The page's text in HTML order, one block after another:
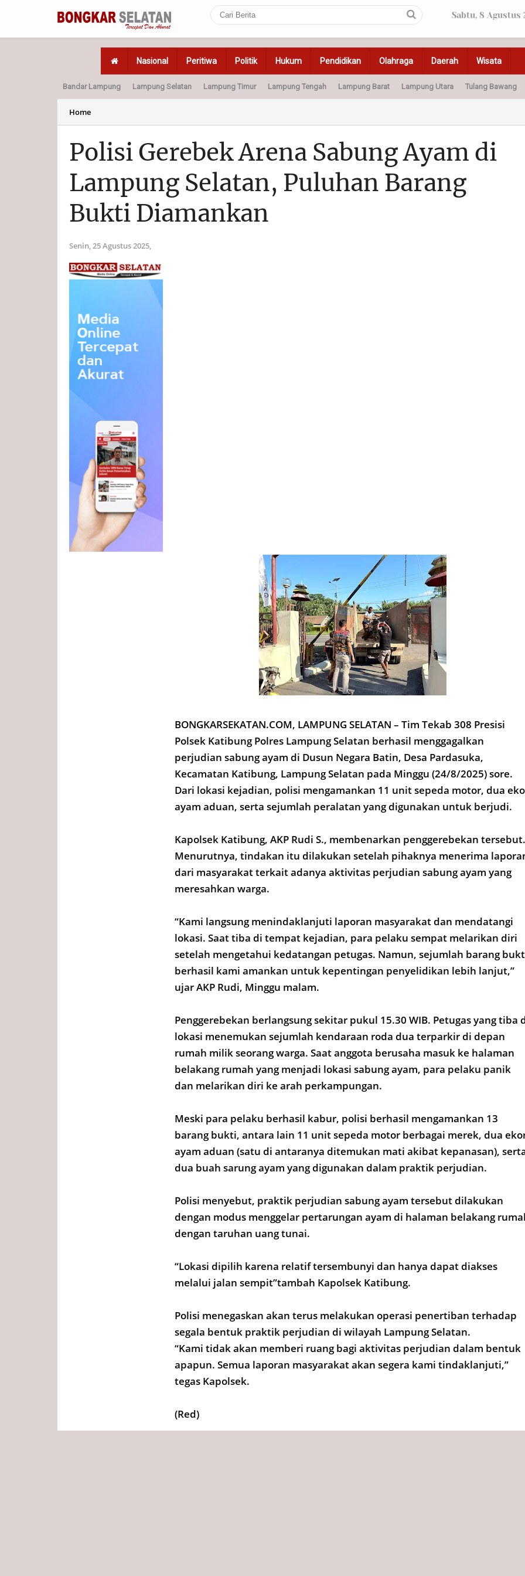
Sabtu, 8 Agustus
Nasional Peritiwa Politik Hukum Pendidikan Olahraga Daerah Wisata
Home Politik Hukum Peristiwa Olahraga Pendidikan Otomotif
Bandar Lampung Lampung Selatan Lampung Timur Lampung Tengah Lampung Barat Lampung Utara Tulang Bawang
Home
Polisi Gerebek Arena Sabung Ayam di
Lampung Selatan, Puluhan Barang
Bukti Diamankan
Senin, 25 Agustus 2025,
BONGKARSEKATAN.COM, LAMPUNG SELATAN – Tim Tekab 308 Presisi
Polsek Katibung Polres Lampung Selatan berhasil menggagalkan
perjudian sabung ayam di Dusun Negara Batin, Desa Pardasuka,
Kecamatan Katibung, Lampung Selatan pada Minggu (24/8/2025) sore.
Dari lokasi kejadian, polisi mengamankan 11 unit sepeda motor, dua
ayam aduan, serta sejumlah peralatan yang digunakan untuk berjudi.
Kapolsek Katibung, AKP Rudi S., membenarkan penggerebekan tersebut.
Menurutnya, tindakan itu dilakukan setelah pihaknya menerima
dari masyarakat terkait adanya aktivitas perjudian sabung ayam yang
meresahkan warga.
“Kami langsung menindaklanjuti laporan masyarakat dan mendatangi
lokasi. Saat tiba di tempat kejadian, para pelaku sempat melarikan diri
setelah mengetahui kedatangan petugas. Namun, sejumlah barang
berhasil kami amankan untuk kepentingan penyelidikan lebih lanjut,”
ujar AKP Rudi, Minggu malam.
Penggerebekan berlangsung sekitar pukul 15.30 WIB. Petugas yang tiba
lokasi menemukan sejumlah kendaraan roda dua terparkir di depan
rumah milik seorang warga. Saat anggota berusaha masuk ke halaman
belakang rumah yang menjadi lokasi sabung ayam, para pelaku panik
dan melarikan diri ke arah perkampungan.
Meski para pelaku berhasil kabur, polisi berhasil mengamankan 13
barang bukti, antara lain 11 unit sepeda motor berbagai merek, dua
ayam aduan (satu di antaranya ditemukan mati akibat kepanasan),
dua buah sarung ayam yang digunakan dalam praktik perjudian.
Polisi menyebut, praktik perjudian sabung ayam tersebut dilakukan
dengan modus menggelar pertarungan ayam di halaman belakang
dengan taruhan uang tunai.
“Lokasi dipilih karena relatif tersembunyi dan hanya dapat diakses
melalui jalan sempit”tambah Kapolsek Katibung.
Polisi menegaskan akan terus melakukan operasi penertiban terhadap
segala bentuk praktik perjudian di wilayah Lampung Selatan.
“Kami tidak akan memberi ruang bagi aktivitas perjudian dalam bentuk
apapun. Semua laporan masyarakat akan segera kami tindaklanjuti,”
tegas Kapolsek.
(Red)